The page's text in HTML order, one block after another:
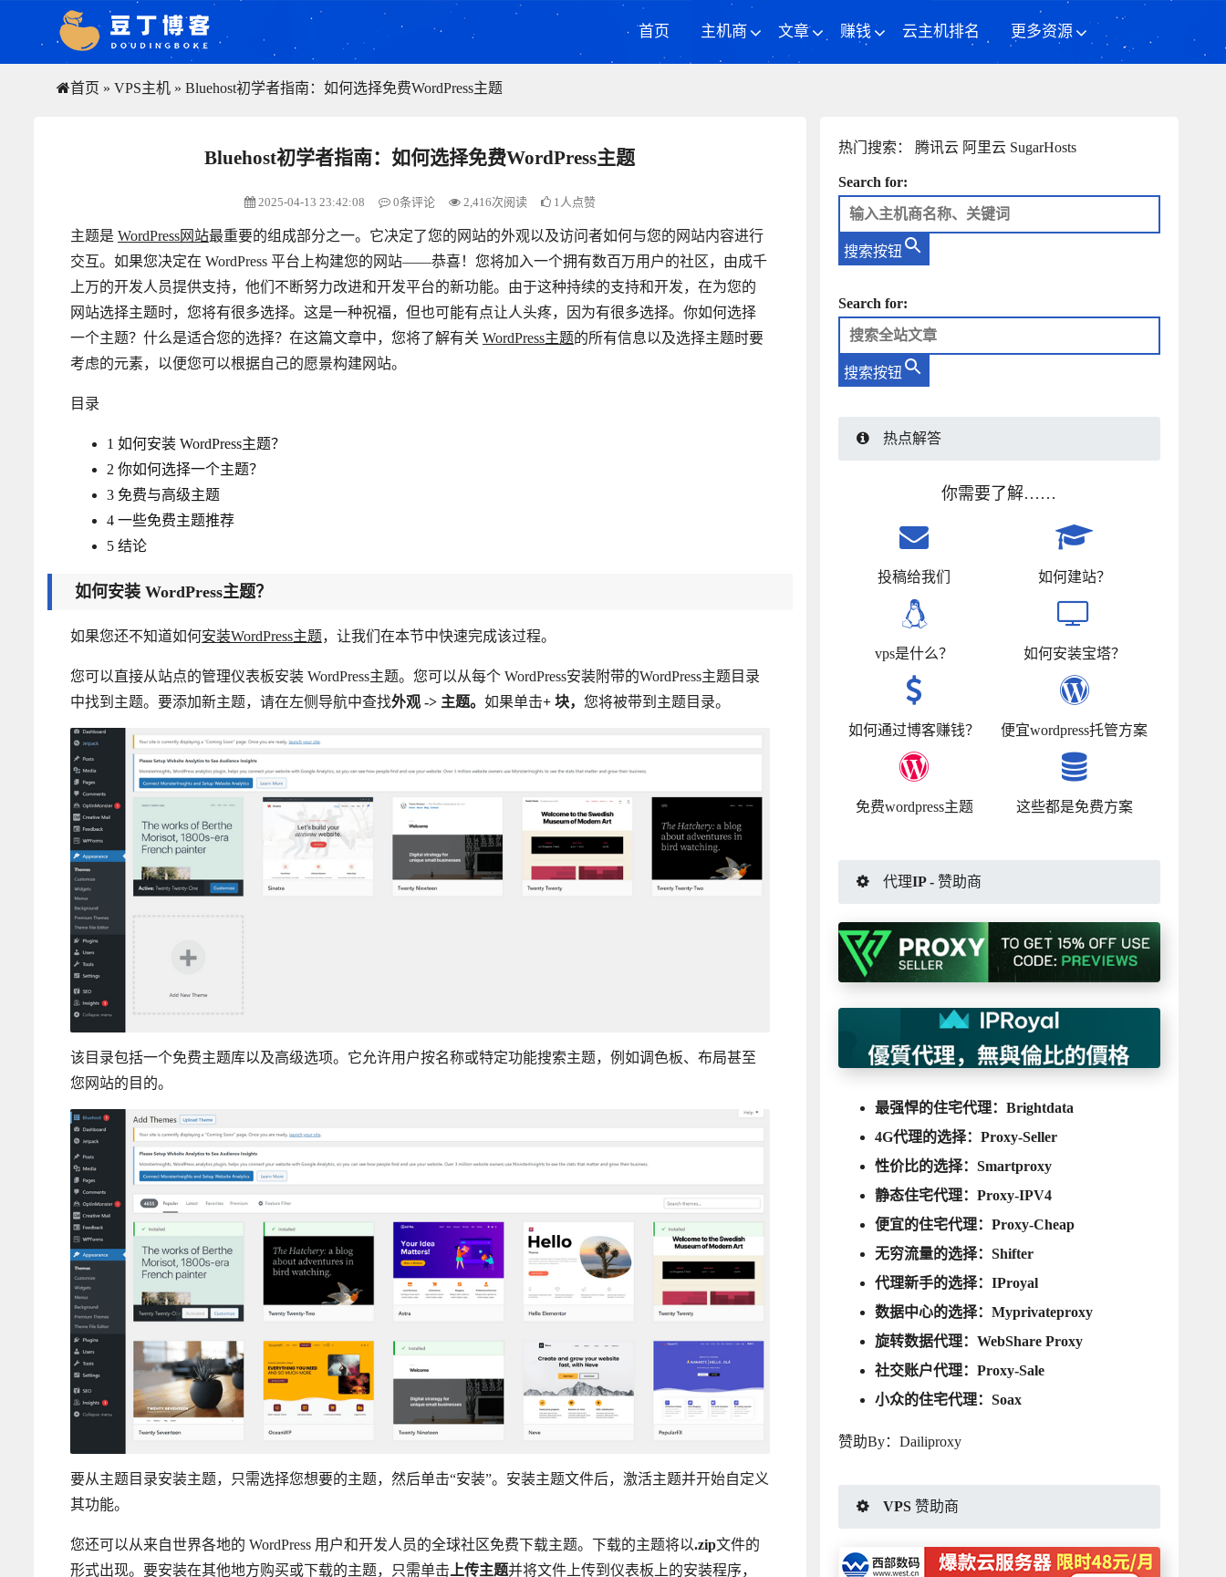
首页 主机商 文章 赚钱 云主机排名 更多资源
首页 » VPS主机 » Bluehost初学者指南：如何选择免费WordPress主题
Bluehost初学者指南：如何选择免费WordPress主题
2025-04-13 23:42:08 0条评论 2,416次阅读 1人点赞
主题是 WordPress网站最重要的组成部分之一。它决定了您的网站的外观以及访问者如何与您的网站内容进行
交互。如果您决定在 WordPress 平台上构建您的网站——恭喜！您将加入一个拥有数百万用户的社区，由成千
上万的开发人员提供支持，他们不断努力改进和开发平台的新功能。由于这种持续的支持和开发，在为您的
网站选择主题时，您将有很多选择。这是一种祝福，但也可能有点让人头疼，因为有很多选择。你如何选择
一个主题？什么是适合您的选择？在这篇文章中，您将了解有关 WordPress主题的所有信息以及选择主题时要
考虑的元素，以便您可以根据自己的愿景构建网站。
目录
1 如何安装 WordPress主题？
2 你如何选择一个主题？
3 免费与高级主题
4 一些免费主题推荐
5 结论
如何安装 WordPress主题？
如果您还不知道如何安装WordPress主题，让我们在本节中快速完成该过程。
您可以直接从站点的管理仪表板安装 WordPress主题。您可以从每个 WordPress安装附带的WordPress主题目录
中找到主题。要添加新主题，请在左侧导航中查找外观 -> 主题。 如果单击+ 块， 您将被带到主题目录。
该目录包括一个免费主题库以及高级选项。它允许用户按名称或特定功能搜索主题，例如调色板、布局甚至
您网站的目的。
要从主题目录安装主题，只需选择您想要的主题，然后单击“安装”。安装主题文件后，激活主题并开始自定义
其功能。
您还可以从来自世界各地的 WordPress 用户和开发人员的全球社区免费下载主题。下载的主题将以.zip文件的
形式出现。要安装在其他地方购买或下载的主题，只需单击 上传主题并将文件上传到仪表板上的安装程序，
热门搜索： 腾讯云 阿里云 SugarHosts
Search for:
搜索按钮
Search for:
搜索按钮
热点解答
你需要了解……
投稿给我们 如何建站？
vps是什么？ 如何安装宝塔？
如何通过博客赚钱？ 便宜wordpress托管方案
免费wordpress主题 这些都是免费方案
代理IP - 赞助商
最强悍的住宅代理： Brightdata
4G代理的选择： Proxy-Seller
性价比的选择： Smartproxy
静态住宅代理： Proxy-IPV4
便宜的住宅代理： Proxy-Cheap
无穷流量的选择： Shifter
代理新手的选择： IProyal
数据中心的选择： Myprivateproxy
旋转数据代理： WebShare Proxy
社交账户代理： Proxy-Sale
小众的住宅代理： Soax
赞助By： Dailiproxy
VPS 赞助商